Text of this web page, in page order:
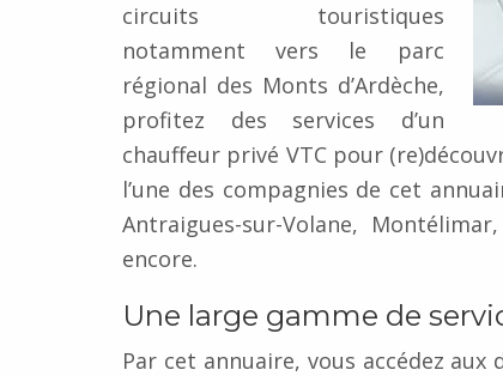
circuits touristiques
notamment vers le parc
régional des Monts d’Ardèche,
profitez des services d’un
chauffeur privé VTC pour
l’une des compagnies de cet
Antraigues-sur-Volane,
encore.
Une large gamme de
Par cet annuaire, vous accédez